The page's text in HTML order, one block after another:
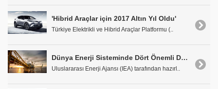
'Hibrid Araçlar için 2017 Altın Yıl Oldu'
Türkiye Elektrikli ve Hibrid Araçlar Platformu (..
Dünya Enerji Sisteminde Dört Önemli Değişim Yaşanıyor
Uluslararası Enerji Ajansı (IEA) tarafından hazırl..